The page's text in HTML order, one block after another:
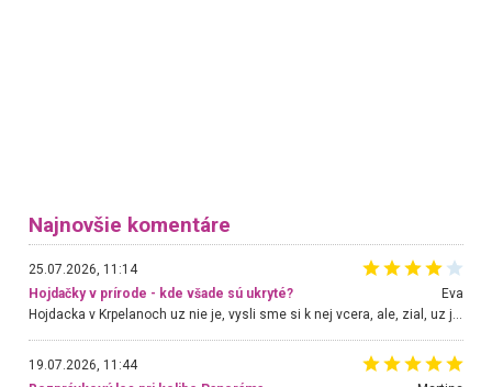
Najnovšie komentáre
25.07.2026, 11:14
Hojdačky v prírode - kde všade sú ukryté?
Eva
Hojdacka v Krpelanoch uz nie je, vysli sme si k nej vcera, ale, zial, uz je znicena. Ak sem planujete cestu len kvoli hojdacke, mozete si ju usetrit. Krasny vyhlad je tu vsak aj bez hojdacky :-)
19.07.2026, 11:44